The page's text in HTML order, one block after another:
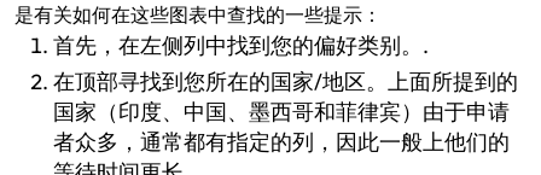
是有关如何在这些图表中查找的一些提示：
首先，在左侧列中找到您的偏好类别。.
在顶部寻找到您所在的国家/地区。上面所提到的
国家（印度、中国、墨西哥和菲律宾）由于申请
者众多，通常都有指定的列，因此一般上他们的